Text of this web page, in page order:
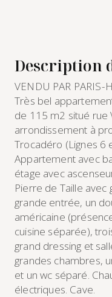
Description
VENDU PAR PARIS-
Très bel
de 115 m2 situé rue
arrondissement à
Trocadéro (Lignes 6
Appartement avec
étage avec
Pierre de Taille avec
grande entrée, un
américaine
cuisine séparée),
grand dressing et
grandes chambres,
et un wc séparé.
électriques. Cave.